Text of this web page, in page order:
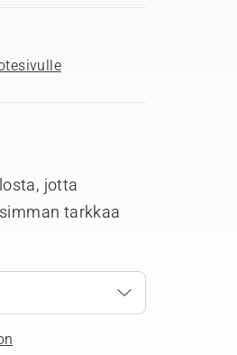
jotta
tarkkaa